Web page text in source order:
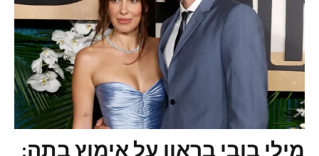
מילי בובי בראון על אימוץ בתה: